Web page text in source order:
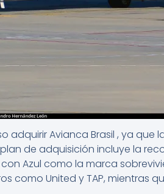
adquirir Avianca Brasil , ya
plan de adquisición incluye la
Azul como la marca
como United y TAP, mientras